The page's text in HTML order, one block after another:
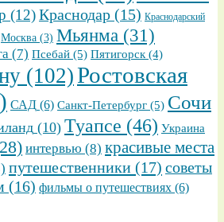
(12)Краснодар (15) Краснодарский
Москва (3) Мьянма (31)
(7) Псебай (5) Пятигорск (4)
(102)Ростовская
САД (6) Санкт-Петербург (5) Сочи
(10) Туапсе (46) Украина
интервью (8) красивые места
путешественники (17) советы
(16) фильмы о путешествиях (6)